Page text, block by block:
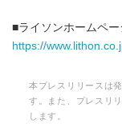
■ライソンホームペー
https://
本プレスリリースは
す。また、プレスリ
します。